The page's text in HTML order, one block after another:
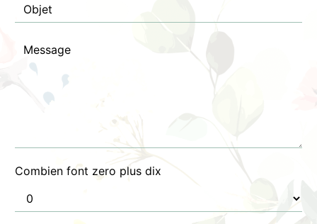
Combien font zero plus dix